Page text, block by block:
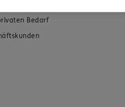
Bedarf